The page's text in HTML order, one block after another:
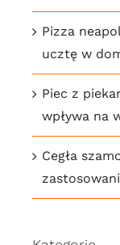
Pizza
ucztę w
Piec z
wpływa na
Cegła